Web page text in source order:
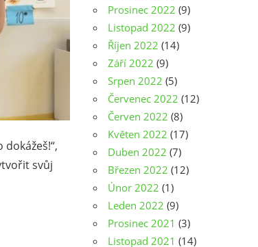
svůj
Prosinec 2022 (9)
Listopad 2022 (9)
Říjen 2022 (14)
Září 2022 (9)
Srpen 2022 (5)
Červenec 2022 (12)
Červen 2022 (8)
Květen 2022 (17)
Duben 2022 (7)
Březen 2022 (12)
Únor 2022 (1)
Leden 2022 (9)
Prosinec 2021 (3)
Listopad 2021 (14)